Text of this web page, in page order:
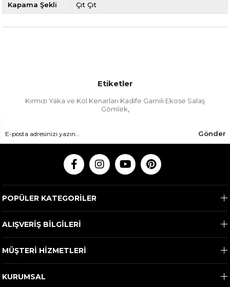
Kapama Şekli Çıt Çıt
Etiketler
Kırmızı Yaka ve Kol Kenarları Kadife Garnili Ekose Salaş
Gömlek,
Gönder
POPÜLER KATEGORİLER
ALIŞVERİŞ BİLGİLERİ
MÜŞTERİ HİZMETLERİ
KURUMSAL